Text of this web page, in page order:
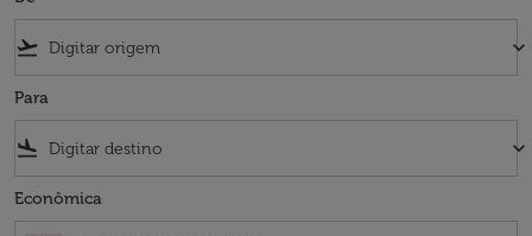
flight_takeoff keyboard_arrow_down
Para
flight_land keyboard_arrow_down
Econômica